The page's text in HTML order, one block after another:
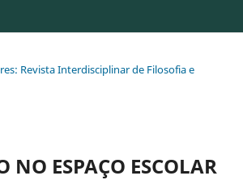
Revista Interdisciplinar de Filosofia e
NO ESPAÇO ESCOLAR